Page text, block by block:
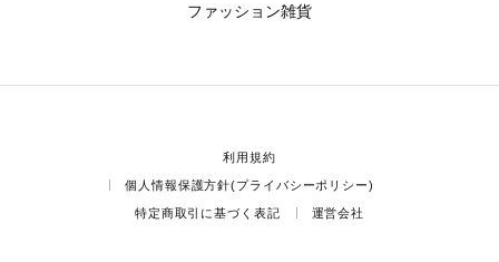
ファッション雑貨
利用規約
個人情報保護方針(プライバシーポリシー)
特定商取引に基づく表記 運営会社